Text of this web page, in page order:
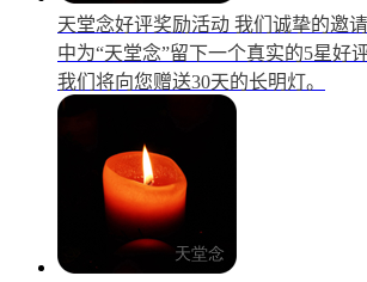
天堂念好评奖励活动 我们诚挚的邀
中为“天堂念”留下一个真实的5星好
我们将向您赠送30天的长明灯。